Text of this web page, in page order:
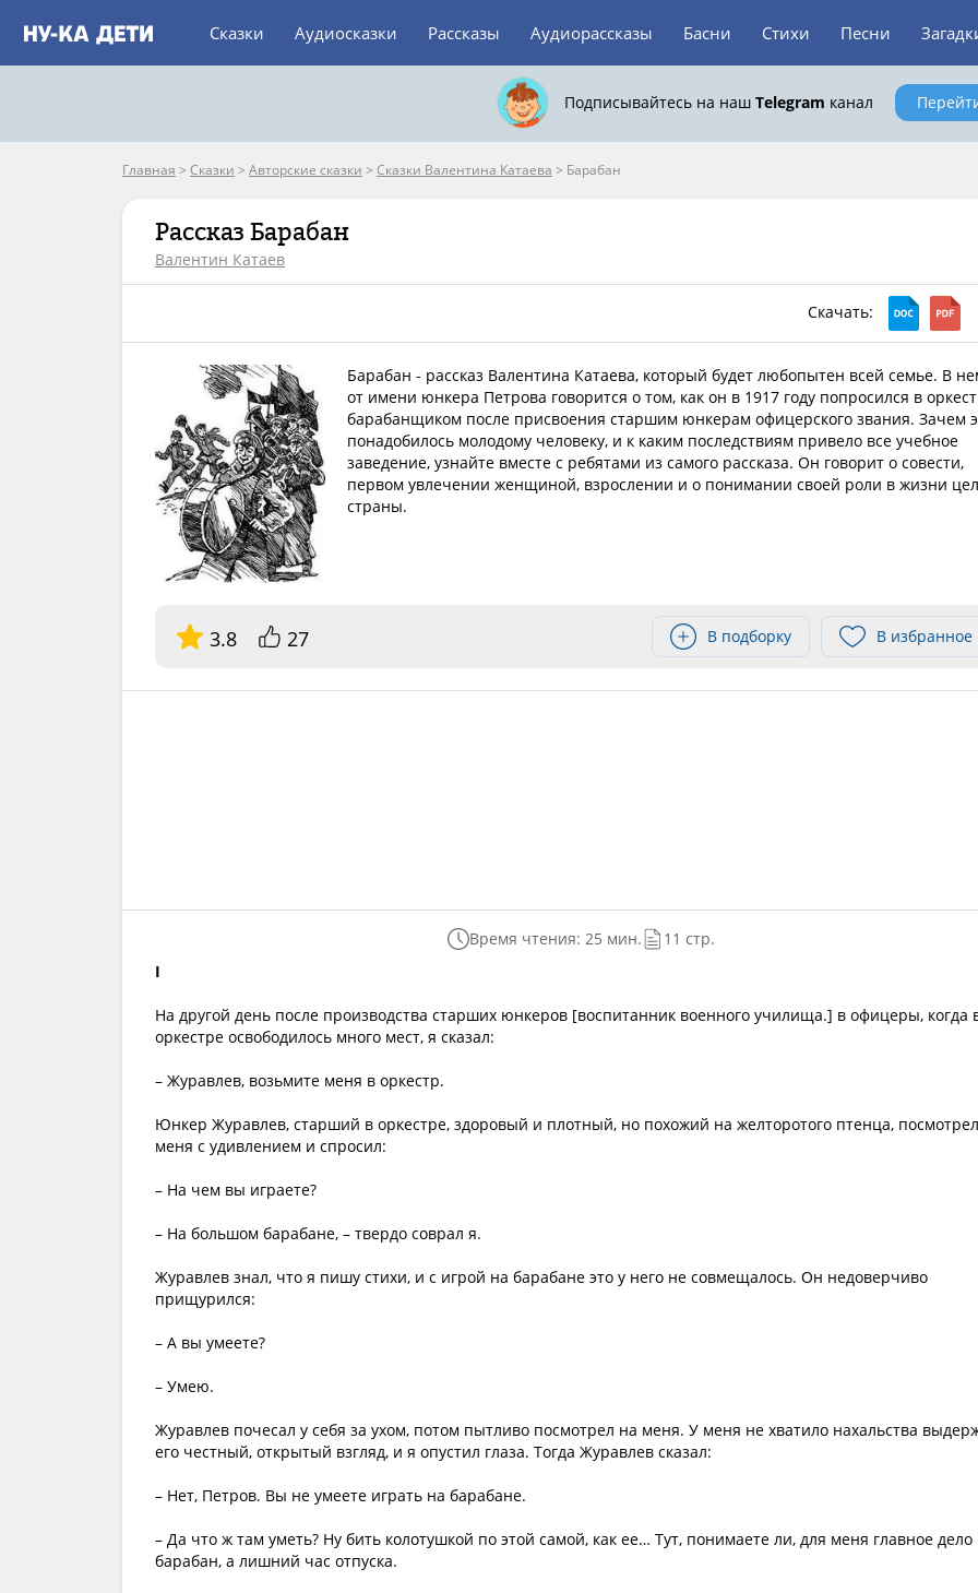
Сказки Аудиосказки Рассказы Аудиорассказы Басни Стихи Песни
Подписывайтесь на наш Telegram канал
Главная > Сказки > Авторские сказки > Сказки Валентина Катаева > Барабан
Рассказ Барабан
Валентин Катаев
Скачать:
Барабан - рассказ Валентина Катаева, который будет любопытен всей семье. В
от имени юнкера Петрова говорится о том, как он в 1917 году попросился в
барабанщиком после присвоения старшим юнкерам офицерского звания. Зачем
понадобилось молодому человеку, и к каким последствиям привело все учебное
заведение, узнайте вместе с ребятами из самого рассказа. Он говорит о совести,
первом увлечении женщиной, взрослении и о понимании своей роли в жизни
страны.
3.8 27 В подборку В избранное
Время чтения: 25 мин.
11 стр.
I
На другой день после производства старших юнкеров [воспитанник военного училища.] в офицеры, когда
оркестре освободилось много мест, я сказал:
– Журавлев, возьмите меня в оркестр.
Юнкер Журавлев, старший в оркестре, здоровый и плотный, но похожий на желторотого птенца,
меня с удивлением и спросил:
– На чем вы играете?
– На большом барабане, – твердо соврал я.
Журавлев знал, что я пишу стихи, и с игрой на барабане это у него не совмещалось. Он недоверчиво
прищурился:
– А вы умеете?
– Умею.
Журавлев почесал у себя за ухом, потом пытливо посмотрел на меня. У меня не хватило нахальства
его честный, открытый взгляд, и я опустил глаза. Тогда Журавлев сказал:
– Нет, Петров. Вы не умеете играть на барабане.
– Да что ж там уметь? Ну бить колотушкой по этой самой, как ее… Тут, понимаете ли, для меня главное дело
барабан, а лишний час отпуска.